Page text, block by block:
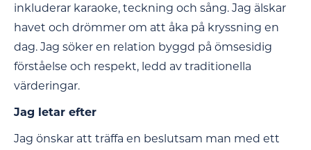
inkluderar karaoke, teckning och sång. Jag älskar
havet och drömmer om att åka på kryssning en
dag. Jag söker en relation byggd på ömsesidig
förståelse och respekt, ledd av traditionella
värderingar.
Jag letar efter
Jag önskar att träffa en beslutsam man med ett